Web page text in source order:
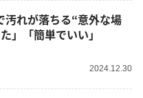
汚れが落ちる“意外な場
」「簡単でいい」
2024.12.30